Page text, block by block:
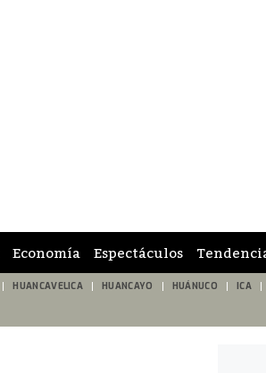
Economía Espectáculos
HUANCAVELICA HUANCAYO HUÁNUCO ICA